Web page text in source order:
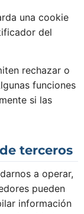
una cookie
del
rechazar o
funciones
si las
terceros
a operar,
pueden
información